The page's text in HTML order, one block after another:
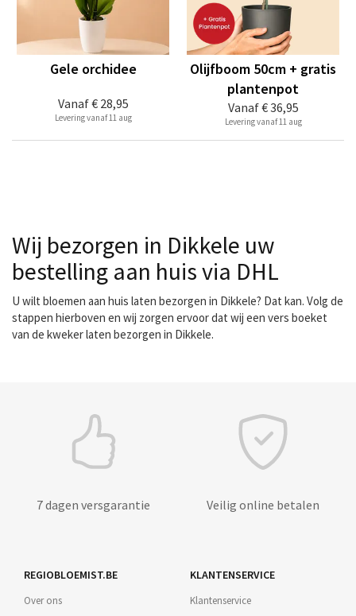
Vanaf€ 28,95
Gele orchidee
Levering vanaf 11 aug
Vanaf€ 36,95
Olijfboom 50cm + gratis
plantenpot
Levering vanaf 11 aug
Wij bezorgen in Dikkele uw
bestelling aan huis via DHL
U wilt bloemen aan huis laten bezorgen in Dikkele? Dat kan. Volg de
stappen hierboven en wij zorgen ervoor dat wij een vers boeket
van de kweker laten bezorgen in Dikkele.
7 dagen versgarantie Veilig online betalen
REGIOBLOEMIST.BE
Over ons
KLANTENSERVICE
Klantenservice